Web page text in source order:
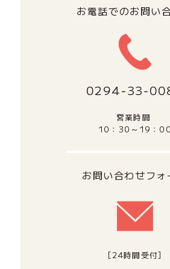
お電話でのお問い
営業時間
10：30～19：00
お問い合わせフォ
[24時間受付]